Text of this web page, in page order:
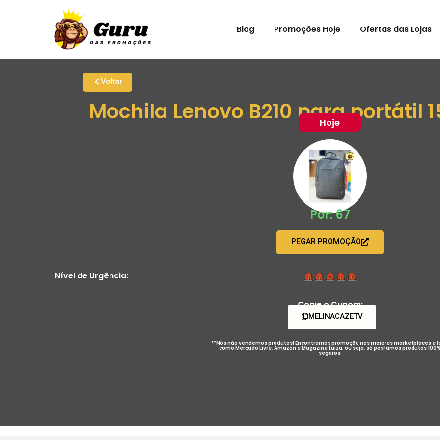
Blog Promoções Hoje Ofertas das Lojas
Voltar
Mochila Lenovo B210 para portátil
Hoje
Por: 67
PEGAR PROMOÇÃO
Nível de Urgência:
Copie o Cupom:
MELINACAZETV
**Nós não vendemos produtos! Encontramos promoção nos maiores marketplaces e
como Mercado Livre, Amazon e Magazine Luiza, ou seja, só postamos produtos 100%
seguros.